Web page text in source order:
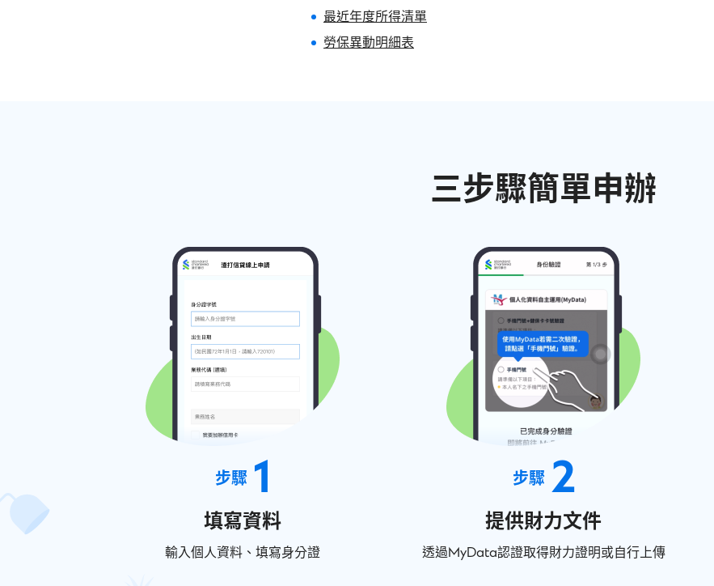
最近年度所得清單
勞保異動明細表
三步驟簡單申辦
步驟 1
填寫資料
輸入個人資料、填寫身分證
步驟 2
提供財力文件
透過MyData認證取得財力證明或自行上傳